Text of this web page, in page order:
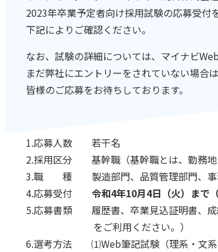
2023年卒業予定者向け採用試験の応募受付
下記によりご確認ください。
なお、試験の詳細については、マイナビ
まだ弊社にエントリーをされていない場合
皆様のご応募をお待ちしております。
1.応募人数 若干名
2.採用区分 基幹職（基幹職とは、勤務地
3.職 種 製造部門、品質管理部門、事
4.応募受付令和4年10月4日（火）まで（
5.応募書類 履歴書、卒業見込証明書、成
をご利用ください。）
6.選考方法 ⑴Web筆記試験（理系・文系